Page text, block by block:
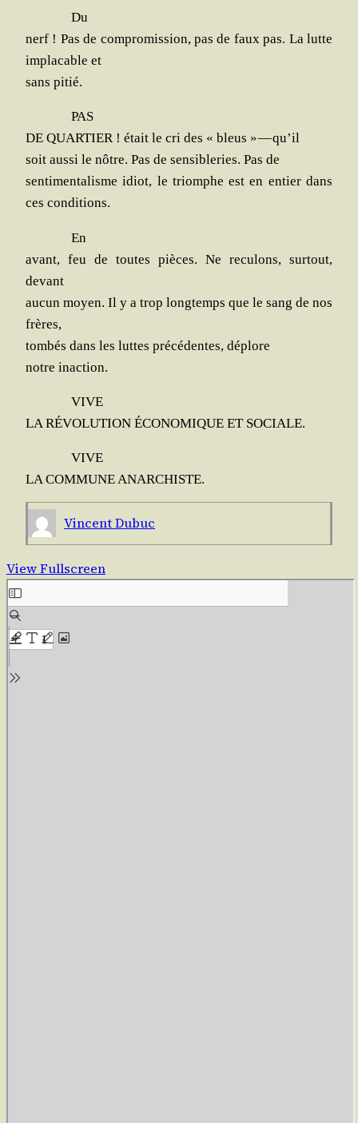
Du
nerf ! Pas de com­pro­mis­sion, pas de faux pas. La lutte
impla­cable et
sans pitié.
PAS
DE QUARTIER ! était le cri des « bleus » — qu’il
soit aus­si le nôtre. Pas de sen­si­ble­ries. Pas de
sen­ti­men­ta­lisme idiot, le triomphe est en entier dans
ces conditions.
En
avant, feu de toutes pièces. Ne recu­lons, sur­tout,
devant
aucun moyen. Il y a trop long­temps que le sang de nos
frères,
tom­bés dans les luttes pré­cé­dentes, déplore
notre inaction.
VIVE
LA RÉVOLUTION ÉCONOMIQUE ET SOCIALE.
VIVE
LA COMMUNE ANARCHISTE.
Vincent Dubuc
View Fullscreen